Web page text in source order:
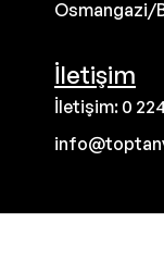
Osmangazi/
İletişim
İletişim: 0 224